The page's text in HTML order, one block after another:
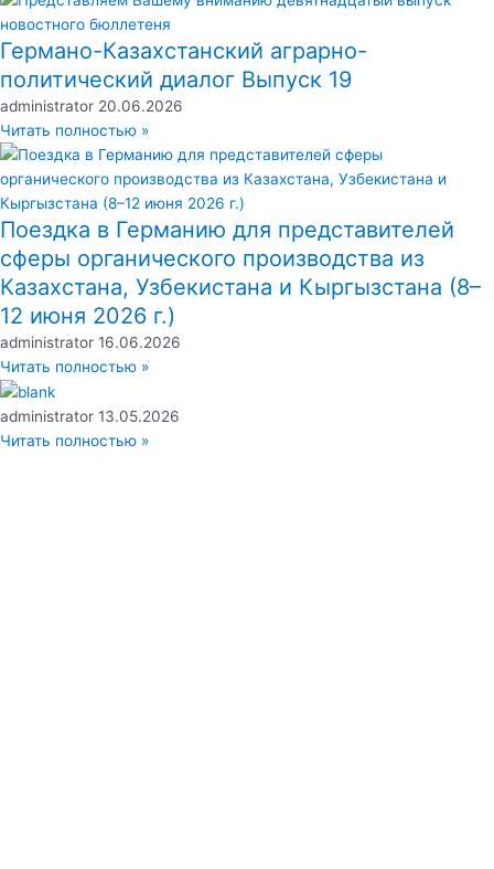
Германо-Казахстанский аграрно-
политический диалог Выпуск 19
administrator 20.06.2026
Читать полностью »
Поездка в Германию для представителей
сферы органического производства из
Казахстана, Узбекистана и Кыргызстана (8–
12 июня 2026 г.)
administrator 16.06.2026
Читать полностью »
administrator 13.05.2026
Читать полностью »